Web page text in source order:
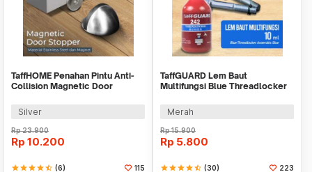
TaffHOME Penahan Pintu Anti-
Collision Magnetic Door
Silver
Rp23.900
Rp 10.200
starstarstarstarstar_half (6) 115
TaffGUARD Lem Baut
Multifungsi Blue Threadlocker
Merah
Rp15.900
Rp 5.800
starstarstarstarstar_half (30) 223